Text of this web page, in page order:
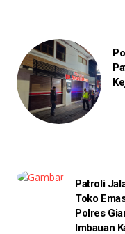
Patroli
Toko
Polres
Imbauan